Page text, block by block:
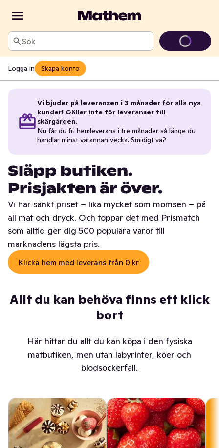
Sök
Logga in Skapa konto
Vi bjuder på leveransen i 3 månader för alla nya
kunder! Gäller inte för leveranser till
skärgården.
Nu får du fri hemleverans i tre månader så länge du
handlar minst varannan vecka. Smidigt va?
Släpp butiken.
Prisjakten är över.
Vi har sänkt priset – lika mycket som momsen – på
all mat och dryck. Och toppar det med Prismatch
som alltid ger dig 500 populära varor till
marknadens lägsta pris.
Klicka hem med leverans från 0 kr
Allt du kan behöva finns ett klick
bort
Här hittar du allt du kan köpa i den fysiska
matbutiken, men utan labyrinter, köer och
blodsockerfall.